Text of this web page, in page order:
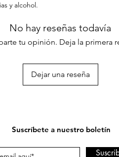
y alcohol.
No hay reseñas todavía
tu opinión. Deja la primera
Dejar una reseña
Suscríbete a nuestro boletín